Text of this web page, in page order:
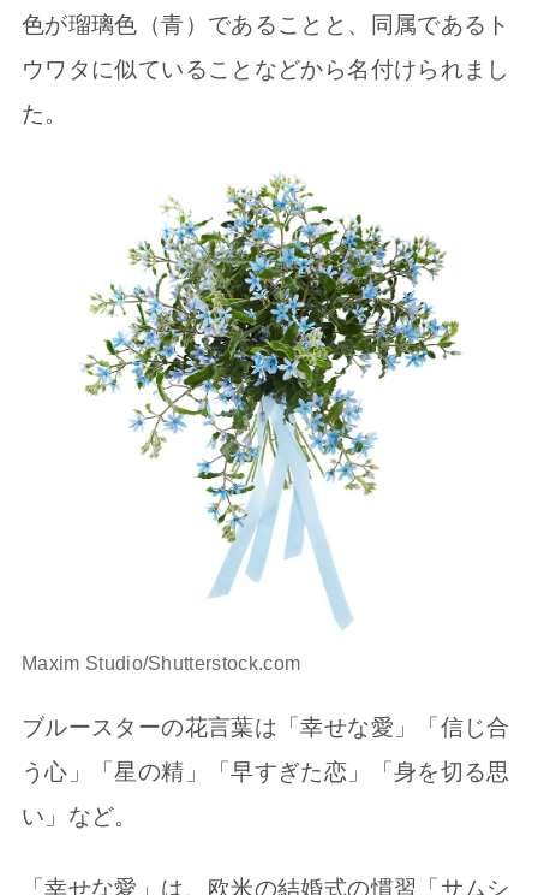
色が瑠璃色（青）であることと、同属であるト
ウワタに似ていることなどから名付けられまし
た。
Maxim Studio/Shutterstock.com
ブルースターの花言葉は「幸せな愛」「信じ合
う心」「星の精」「早すぎた恋」「身を切る思
い」など。
「幸せな愛」は、欧米の結婚式の慣習「サムシ